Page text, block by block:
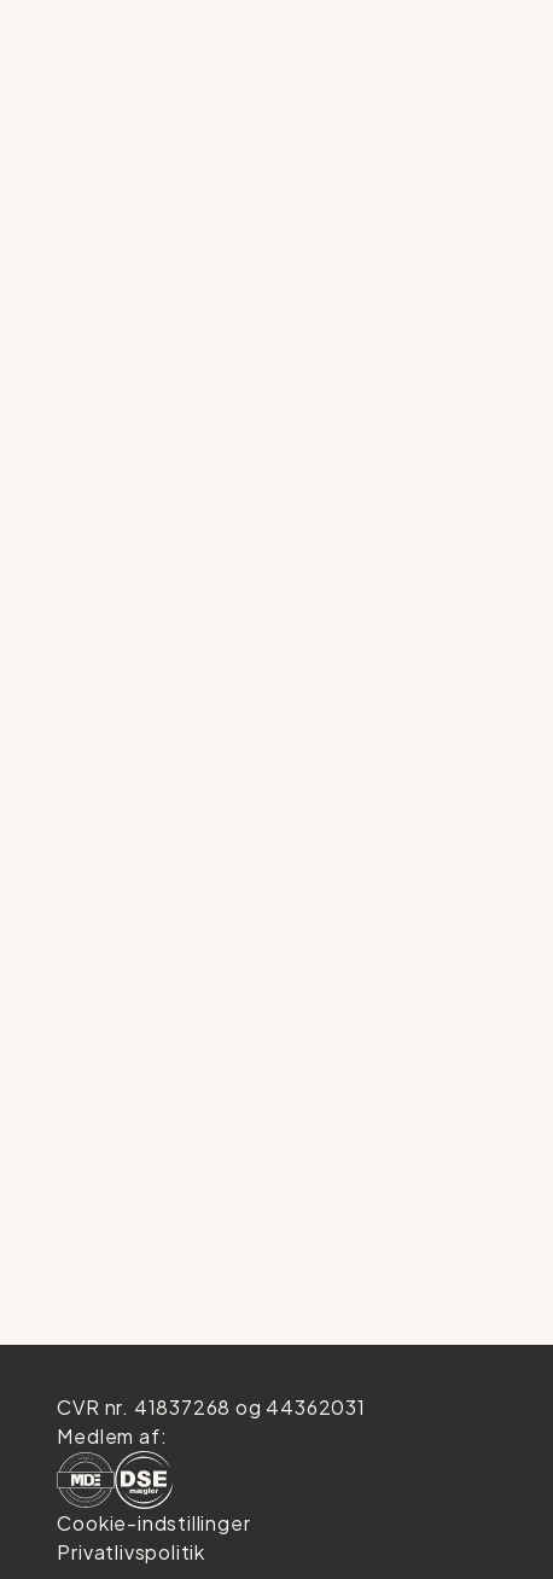
CVR nr. 41837268 og 44362031
Medlem af:
Cookie-indstillinger
Privatlivspolitik